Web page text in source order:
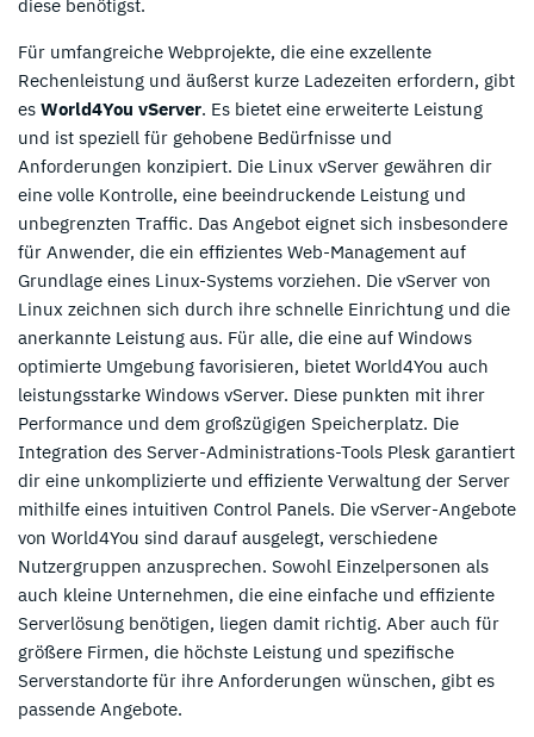
diese benötigst.
Für umfangreiche Webprojekte, die eine exzellente
Rechenleistung und äußerst kurze Ladezeiten erfordern, gibt
es World4You vServer. Es bietet eine erweiterte Leistung
und ist speziell für gehobene Bedürfnisse und
Anforderungen konzipiert. Die Linux vServer gewähren dir
eine volle Kontrolle, eine beeindruckende Leistung und
unbegrenzten Traffic. Das Angebot eignet sich insbesondere
für Anwender, die ein effizientes Web-Management auf
Grundlage eines Linux-Systems vorziehen. Die vServer von
Linux zeichnen sich durch ihre schnelle Einrichtung und die
anerkannte Leistung aus. Für alle, die eine auf Windows
optimierte Umgebung favorisieren, bietet World4You auch
leistungsstarke Windows vServer. Diese punkten mit ihrer
Performance und dem großzügigen Speicherplatz. Die
Integration des Server-Administrations-Tools Plesk garantiert
dir eine unkomplizierte und effiziente Verwaltung der Server
mithilfe eines intuitiven Control Panels. Die vServer-Angebote
von World4You sind darauf ausgelegt, verschiedene
Nutzergruppen anzusprechen. Sowohl Einzelpersonen als
auch kleine Unternehmen, die eine einfache und effiziente
Serverlösung benötigen, liegen damit richtig. Aber auch für
größere Firmen, die höchste Leistung und spezifische
Serverstandorte für ihre Anforderungen wünschen, gibt es
passende Angebote.